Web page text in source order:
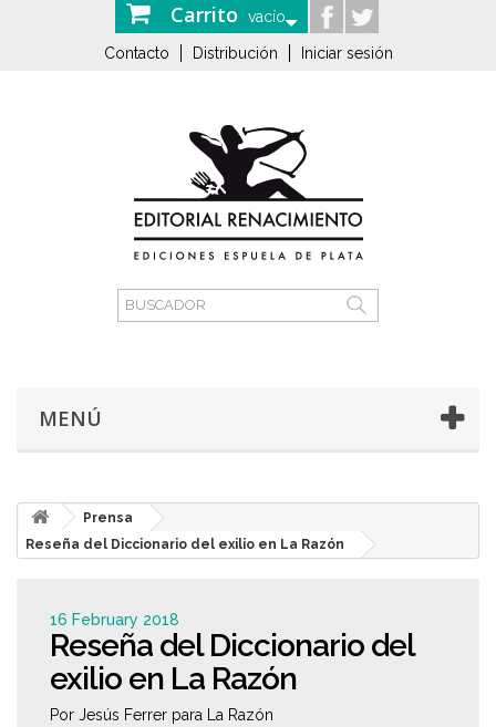
Carrito vacío
Contacto Distribución Iniciar sesión
MENÚ
Prensa
Reseña del Diccionario del exilio en La Razón
16 February 2018
Reseña del Diccionario del
exilio en La Razón
Por Jesús Ferrer para La Razón